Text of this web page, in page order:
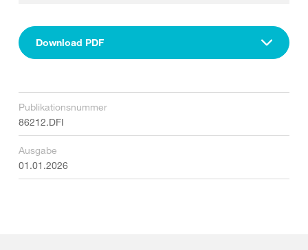
Download PDF
Publikationsnummer
86212.DFI
Ausgabe
01.01.2026